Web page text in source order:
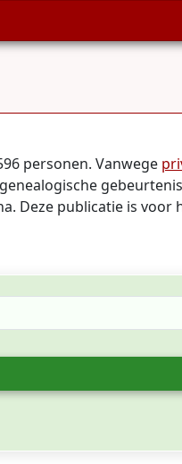
personen. Vanwege
Deze publicatie is